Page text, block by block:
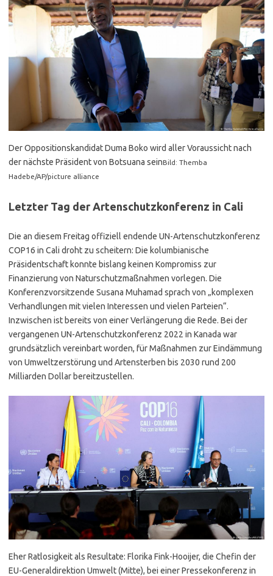
Der Oppositionskandidat Duma Boko wird aller Voraussicht nach
der nächste Präsident von Botsuana seinBild: Themba
Hadebe/AP/picture alliance
Letzter Tag der Artenschutzkonferenz in Cali
Die an diesem Freitag offiziell endende UN-Artenschutzkonferenz
COP16 in Cali droht zu scheitern: Die kolumbianische
Präsidentschaft konnte bislang keinen Kompromiss zur
Finanzierung von Naturschutzmaßnahmen vorlegen. Die
Konferenzvorsitzende Susana Muhamad sprach von „komplexen
Verhandlungen mit vielen Interessen und vielen Parteien“.
Inzwischen ist bereits von einer Verlängerung die Rede. Bei der
vergangenen UN-Artenschutzkonferenz 2022 in Kanada war
grundsätzlich vereinbart worden, für Maßnahmen zur Eindämmung
von Umweltzerstörung und Artensterben bis 2030 rund 200
Milliarden Dollar bereitzustellen.
Eher Ratlosigkeit als Resultate: Florika Fink-Hooijer, die Chefin der
EU-Generaldirektion Umwelt (Mitte), bei einer Pressekonferenz in